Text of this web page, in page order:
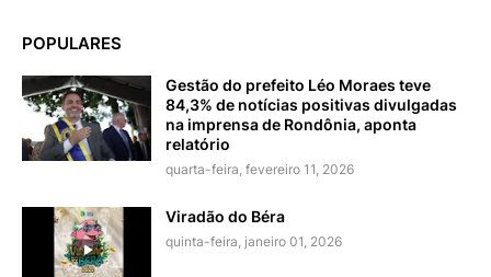
POPULARES
Gestão do prefeito Léo Moraes teve
84,3% de notícias positivas divulgadas
na imprensa de Rondônia, aponta
relatório
quarta-feira, fevereiro 11, 2026
Viradão do Béra
quinta-feira, janeiro 01, 2026